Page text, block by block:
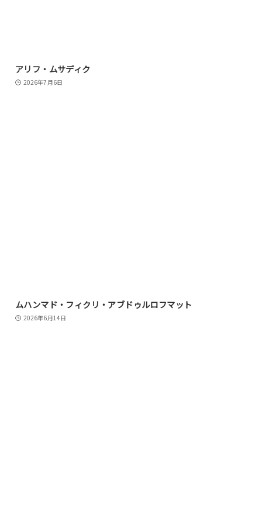
アリフ・ムサディク
2026年7月6日
ムハンマド・フィクリ・アブドゥルロフマット
2026年6月14日